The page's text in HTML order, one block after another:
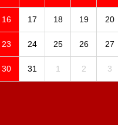
16 17 18 19 20
23 24 25 26 27
30 31 1 2 3